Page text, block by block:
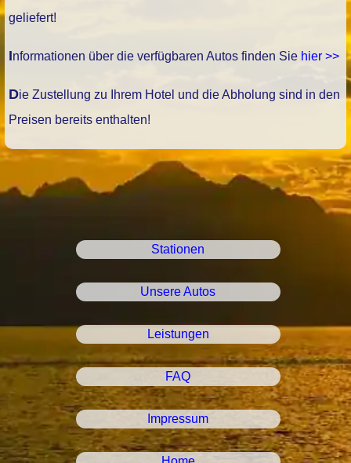
geliefert!
Informationen über die verfügbaren Autos finden Sie hier >>
Die Zustellung zu Ihrem Hotel und die Abholung sind in den
Preisen bereits enthalten!
Stationen
Unsere Autos
Leistungen
FAQ
Impressum